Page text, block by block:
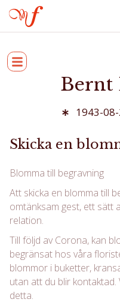
1943-
Skicka en
Blomma till begravning
Att skicka en blomma till
omtänksam gest, ett sätt
relation.
Till följd av Corona, kan
begränsat hos våra
blommor i buketter,
utan att du blir
detta.